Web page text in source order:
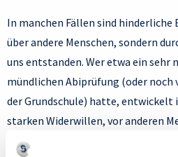
In manchen Fällen sind
über andere Menschen, sondern
uns entstanden. Wer etwa ein sehr
mündlichen Abiprüfung (oder noch
der Grundschule) hatte, entwickelt
starken Widerwillen, vor anderen
in diesem Fall haben Sie